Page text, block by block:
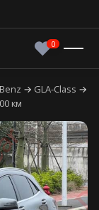
GLA-Class
км